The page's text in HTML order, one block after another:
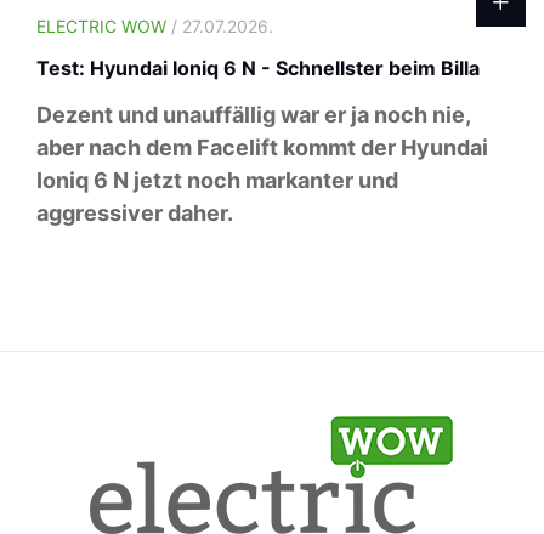
ELECTRIC WOW / 27.07.2026.
Test: Hyundai Ioniq 6 N - Schnellster beim Billa
Dezent und unauffällig war er ja noch nie,
aber nach dem Facelift kommt der Hyundai
Ioniq 6 N jetzt noch markanter und
aggressiver daher.